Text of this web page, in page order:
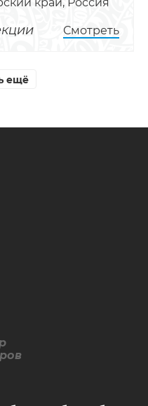
Смотреть
ещё